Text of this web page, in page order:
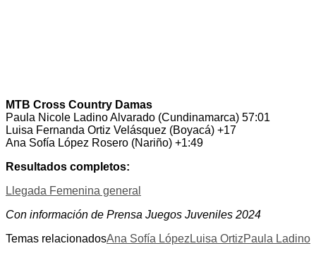
MTB Cross Country Damas
Paula Nicole Ladino Alvarado (Cundinamarca) 57:01
Luisa Fernanda Ortiz Velásquez (Boyacá) +17
Ana Sofía López Rosero (Nariño) +1:49
Resultados completos:
Llegada Femenina general
Con información de Prensa Juegos Juveniles 2024
Temas relacionadosAna Sofía López Luisa OrtizPaula Ladino